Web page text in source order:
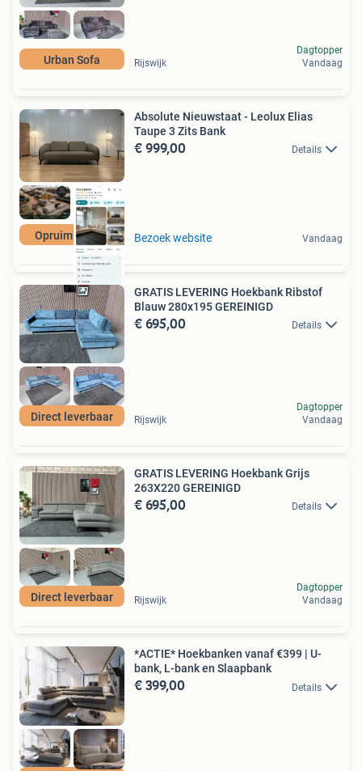
Urban Sofa Rijswijk
Dagtopper
Vandaag
Opruimkorting
Absolute Nieuwstaat - Leolux Elias
Taupe 3 Zits Bank
€ 999,00 Details
Bezoek website Vandaag
Direct leverbaar
GRATIS LEVERING Hoekbank Ribstof
Blauw 280x195 GEREINIGD
€ 695,00 Details
Rijswijk
Dagtopper
Vandaag
Direct leverbaar
GRATIS LEVERING Hoekbank Grijs
263X220 GEREINIGD
€ 695,00 Details
Rijswijk
Dagtopper
Vandaag
*ACTIE* Hoekbanken vanaf €399 | U-
bank, L-bank en Slaapbank
€ 399,00 Details